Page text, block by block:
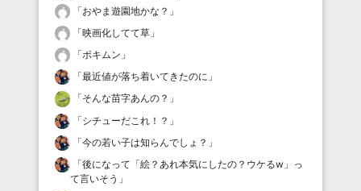
「おやま遊園地かな？ 」
「映画化してて草 」
「ポキムン 」
「最近値が落ち着いてきたのに 」
「そんな苗字あんの？ 」
「シチューだこれ！？ 」
「今の若い子は知らんでしょ？ 」
「後になって「絵？あれ本気にしたの？ウケるw」っ
て言いそう 」